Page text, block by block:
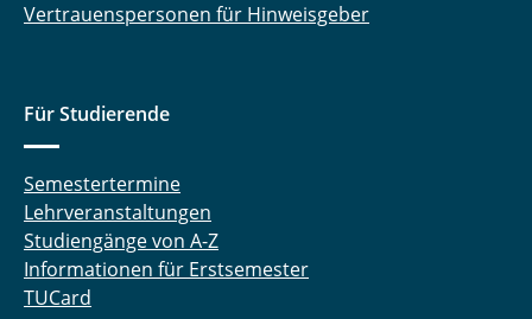
Vertrauenspersonen für Hinweisgeber
Für Studierende
Semestertermine
Lehrveranstaltungen
Studiengänge von A-Z
Informationen für Erstsemester
TUCard